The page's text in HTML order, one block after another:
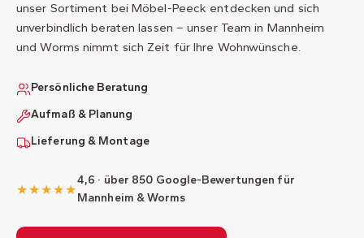
unser Sortiment bei Möbel-Peeck entdecken und sich
unverbindlich beraten lassen – unser Team in Mannheim
und Worms nimmt sich Zeit für Ihre Wohnwünsche.
Persönliche Beratung
Aufmaß & Planung
Lieferung & Montage
★★★★★
4,6 · über 850 Google-Bewertungen für
Mannheim & Worms